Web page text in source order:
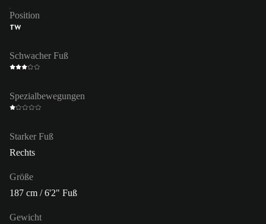
Position
TW
Schwacher Fuß
Spezialbewegungen
Starker Fuß
Rechts
Größe
187 cm / 6'2" Fuß
Gewicht